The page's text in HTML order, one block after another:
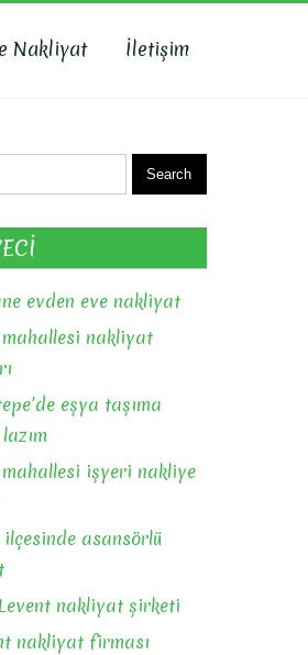
Nakliyat İletişim
evden eve nakliyat
nakliyat
eşya taşıma
işyeri nakliye
ilçesinde asansörlü
nakliyat şirketi
nakliyat firması